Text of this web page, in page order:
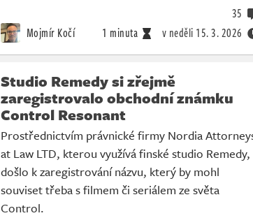
Mojmír Kočí 1 minuta v neděli 15. 3. 2026
35
Studio Remedy si zřejmě
zaregistrovalo obchodní známku
Control Resonant
Prostřednictvím právnické firmy Nordia
at Law LTD, kterou využívá finské studio Remedy,
došlo k zaregistrování názvu, který by mohl
souviset třeba s filmem či seriálem ze světa
Control.